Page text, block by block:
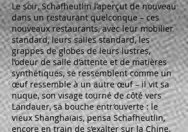
Le soir, Schafheutlin l’aperçut de nouveau
dans un restaurant quelconque – ces
nouveaux restaurants, avec leur mobilier
standard, leurs salles standard, les
grappes de globes de leurs lustres,
l’odeur de salle d’attente et de matières
synthétiques, se ressemblent comme un
œuf ressemble à un autre œuf – il vit sa
nuque, son visage tourné de côté vers
Landauer, sa bouche entr’ouverte : le
vieux Shanghaïais, pensa Schafheutlin,
encore en train de s’exalter sur la Chine.